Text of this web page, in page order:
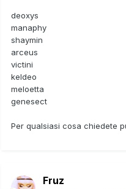
deoxys
manaphy
shaymin
arceus
victini
keldeo
meloetta
genesect
Per qualsiasi cosa chiedete
Fruz